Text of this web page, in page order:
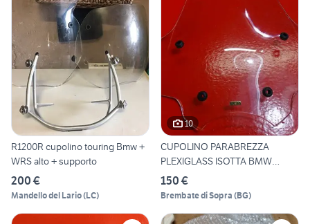
R1200R cupolino touring Bmw +
WRS alto + supporto
200 €
Mandello del Lario(LC)
10
CUPOLINO PARABREZZA
PLEXIGLASS ISOTTA BMW
R1200R R
150 €
Brembate di Sopra (BG)